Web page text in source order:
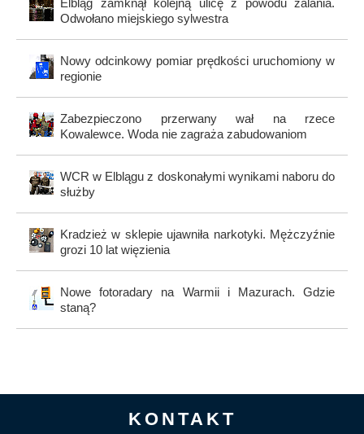
Elbląg zamknął kolejną ulicę z powodu zalania.
Odwołano miejskiego sylwestra
Nowy odcinkowy pomiar prędkości uruchomiony w
regionie
Zabezpieczono przerwany wał na rzece
Kowalewce. Woda nie zagraża zabudowaniom
WCR w Elblągu z doskonałymi wynikami naboru do
służby
Kradzież w sklepie ujawniła narkotyki. Mężczyźnie
grozi 10 lat więzienia
Nowe fotoradary na Warmii i Mazurach. Gdzie
staną?
KONTAKT